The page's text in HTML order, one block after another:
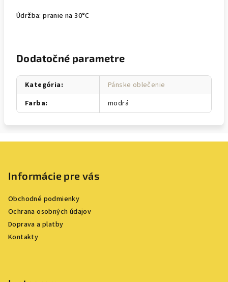
Údržba: pranie na 30°C
Dodatočné parametre
Kategória:
Pánske oblečenie
Farba: modrá
Informácie pre vás
Obchodné podmienky
Ochrana osobných údajov
Doprava a platby
Kontakty